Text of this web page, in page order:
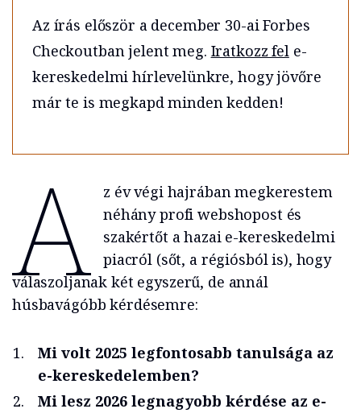
Az írás először a december 30-aiForbes
Checkoutbanjelent meg. Iratkozz fele-
kereskedelmi hírlevelünkre, hogy jövőre
már te is megkapd minden kedden!
A
z év végi hajrában megkerestem
néhány profi webshopost és
szakértőt a hazai e-kereskedelmi
piacról (sőt, a régiósból is), hogy
válaszoljanak két egyszerű, de annál
húsbavágóbb kérdésemre:
Mi volt 2025 legfontosabb tanulsága az
e-kereskedelemben?
Mi lesz 2026 legnagyobb kérdése az e-